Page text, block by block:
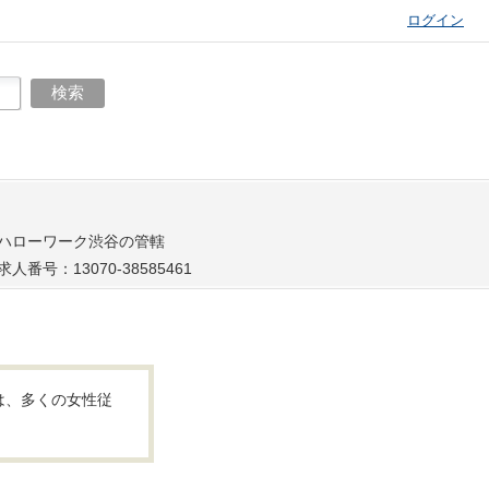
ログイン
ローワーク渋谷の管轄
人番号：13070-38585461
多くの女性従